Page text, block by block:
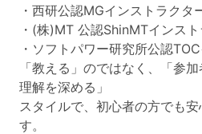
・西研公認MGインストラクタ
・(株)MT 公認ShinMTインス
・ソフトパワー研究所公認
「教える」のではなく、「参
理解を深める」
スタイルで、初心者の方でも
す。